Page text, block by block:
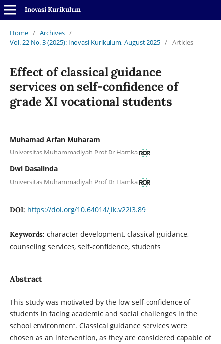
Inovasi Kurikulum
Home / Archives /
Vol. 22 No. 3 (2025): Inovasi Kurikulum, August 2025 / Articles
Effect of classical guidance
services on self-confidence of
grade XI vocational students
Muhamad Arfan Muharam
Universitas Muhammadiyah Prof Dr Hamka
Dwi Dasalinda
Universitas Muhammadiyah Prof Dr Hamka
DOI: https://doi.org/10.64014/jik.v22i3.89
Keywords: character development, classical guidance,
counseling services, self-confidence, students
Abstract
This study was motivated by the low self-confidence of
students in facing academic and social challenges in the
school environment. Classical guidance services were
chosen as an intervention, as they are considered capable of